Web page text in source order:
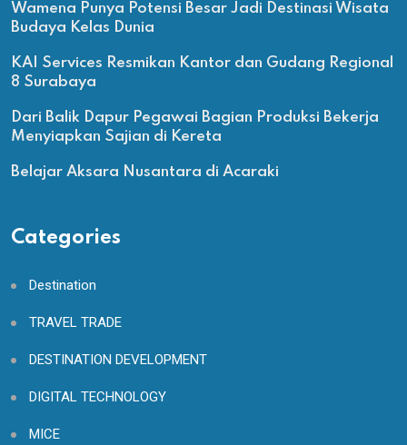
Wamena Punya Potensi Besar Jadi Destinasi Wisata
Budaya Kelas Dunia
KAI Services Resmikan Kantor dan Gudang Regional
8 Surabaya
Dari Balik Dapur Pegawai Bagian Produksi Bekerja
Menyiapkan Sajian di Kereta
Belajar Aksara Nusantara di Acaraki
Categories
Destination
TRAVEL TRADE
DESTINATION DEVELOPMENT
DIGITAL TECHNOLOGY
MICE